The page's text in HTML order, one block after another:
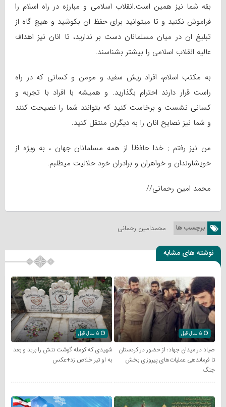
بقه شما نیز همین است.انقلاب اسلامی و مبارزه در راه اسلام را
فراموش نکنید و تا میتوانید برای حفظ ان بکوشید و هیچ گاه از
تبلیغ ان در میان مسلمانان دست بر ندارید، تا انان نیز اهداف
عالیه انقلاب اسلامی را بیشتر بشناسند.
به مکتب اسلام، افراد ریش سفید و مومن و کسانی که در راه
راست قرار دارند احترام بگذارید. و همیشه با افراد با تجربه و
کسانی نشست و برخاست کنید که بتوانند شما را نصیحت کنند
و شما نیز نصایح انان را به دیگران منتقل کنید.
من نیز رفتم ; خدا حافظ! از همه مسلمانان جهان ، به ویژه از
خویشاوندان و خواهران و برادران خود حلالیت میطلبم.
محمد امین رحمانی//
برچسب ها محمدامین رحمانی
نوشته های مشابه
صیاد در میدان جهاد؛ از حضور در کردستان
تا فرماندهی عملیات‌های پیروزی بخش
جنگ
شهیدی که کومله‌ گوشت تنش را برید و بعد
به او تیر خلاص زد+عکس